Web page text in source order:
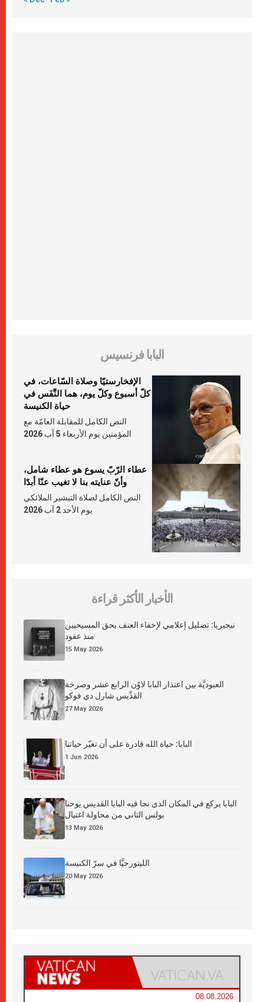
البابا فرنسيس
الإفخارستيّا وصلاة السّاعات، في
كلّ أسبوع وكلّ يوم، هما النَّفَس في
حياة الكنيسة
النص الكامل للمقابلة العامّة مع
المؤمنين يوم الأربعاء 5 آب 2026
عطاء الرّبّ يسوع هو عطاء شامل،
وأنّ عنايته بنا لا تغيب عنّا أبدًا
النص الكامل لصلاة التبشير الملائكي
يوم الأحد 2 آب 2026
الأخبار الأكثر قراءة
نيجيريا: تضليل إعلامي لإخفاء العنف بحق المسيحيين
منذ عقود
15 May 2026
العبوديَّة بين اعتذار البابا لاوُن الرابع عشر وصرخة
القدِّيس شارل دي فوكو
27 May 2026
البابا: حياة الله قادرة على أن تغيّر حياتنا
1 Jun 2026
البابا يركع في المكان الذي نجا فيه البابا القديس يوحنا
بولس الثاني من محاولة اغتيال
13 May 2026
الليتورجيَّا في سرّ الكنيسة
20 May 2026
08.08.2026